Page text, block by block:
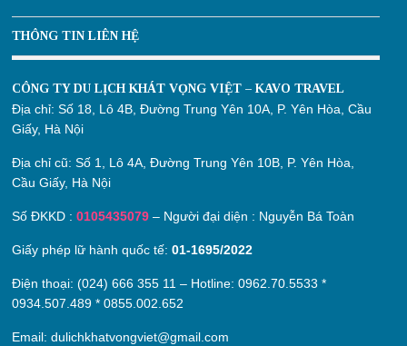
THÔNG TIN LIÊN HỆ
CÔNG TY DU LỊCH KHÁT VỌNG VIỆT – KAVO TRAVEL
Địa chỉ:Số 18, Lô 4B, Đường Trung Yên 10A, P. Yên Hòa, Cầu
Giấy, Hà Nội
Địa chỉ cũ:Số 1, Lô 4A, Đường Trung Yên 10B, P. Yên Hòa,
Cầu Giấy, Hà Nội
Số ĐKKD :0105435079 – Người đại diện : Nguyễn Bá Toàn
Giấy phép lữ hành quốc tế:01-1695/2022
Điện thoại: (024) 666 355 11 – Hotline:0962.70.5533 *
0934.507.489 *0855.002.652
Email:dulichkhatvongviet@gmail.com